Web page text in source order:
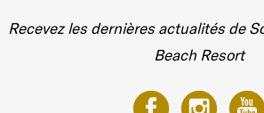
Recevez les dernières actualités de
Beach Resort